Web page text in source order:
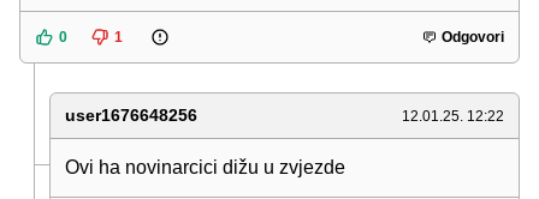
0 1 Odgovori
user1676648256 12.01.25. 12:22
Ovi ha novinarcici dižu u zvjezde